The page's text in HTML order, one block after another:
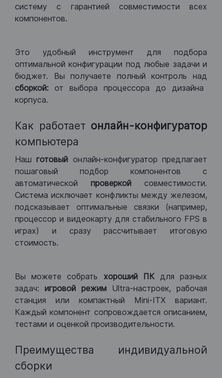
систему с гарантией совместимости всех
компонентов.
Это удобный инструмент для подбора
оптимальной конфигурации под любые задачи и
бюджет. Вы получаете полный контроль над
сборкой: от выбора процессора до дизайна
корпуса.
Как работает онлайн-конфигуратор
компьютера
Нашготовый онлайн-конфигуратор предлагает
пошаговый подбор компонентов с
автоматической проверкой совместимости.
Система исключает конфликты между железом,
подсказывает оптимальные связки (например,
процессор и видеокарту для стабильного FPS в
играх) и сразу рассчитывает итоговую
стоимость.
Вы можете собрать хороший ПКдля разных
задач: игровой режим Ultra-настроек, рабочая
станция или компактный Mini-ITX вариант.
Каждый компонент сопровождается описанием,
тестами и оценкой производительности.
Преимущества индивидуальной
сборки